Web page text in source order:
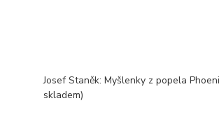
Josef Staněk: Myšlenky z popela
skladem)